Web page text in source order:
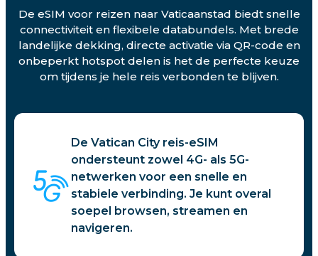
De eSIM voor reizen naar Vaticaanstad biedt snelle
connectiviteit en flexibele databundels. Met brede
landelijke dekking, directe activatie via QR-code en
onbeperkt hotspot delen is het de perfecte keuze
om tijdens je hele reis verbonden te blijven.
De Vatican City reis-eSIM
ondersteunt zowel 4G- als 5G-
netwerken voor een snelle en
stabiele verbinding. Je kunt overal
soepel browsen, streamen en
navigeren.